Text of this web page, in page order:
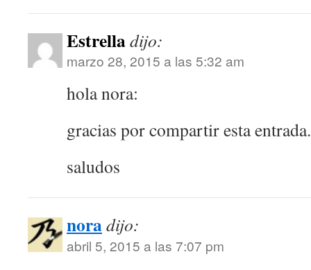
Estrelladijo:
marzo 28, 2015 a las 5:32 am
hola nora:
gracias por compartir esta entrada.
saludos
noradijo:
abril 5, 2015 a las 7:07 pm